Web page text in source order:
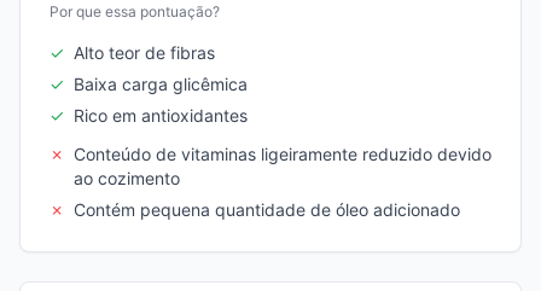
Por que essa pontuação?
✓ Alto teor de fibras
✓ Baixa carga glicêmica
✓ Rico em antioxidantes
✗
Conteúdo de vitaminas ligeiramente reduzido devido
ao cozimento
✗
Contém pequena quantidade de óleo adicionado